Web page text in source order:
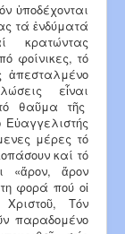
τά ἐνδύματά
κρατώντας
φοίνικες, τό
ἀπεσταλμένο
εἶναι
θαῦμα τῆς
μέρες τό
καί τό
«ἄρον, ἄρον
φορά πού οἱ
Τόν
παραδομένο